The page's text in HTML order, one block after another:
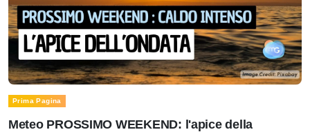
Prima Pagina
Meteo PROSSIMO WEEKEND: l'apice della